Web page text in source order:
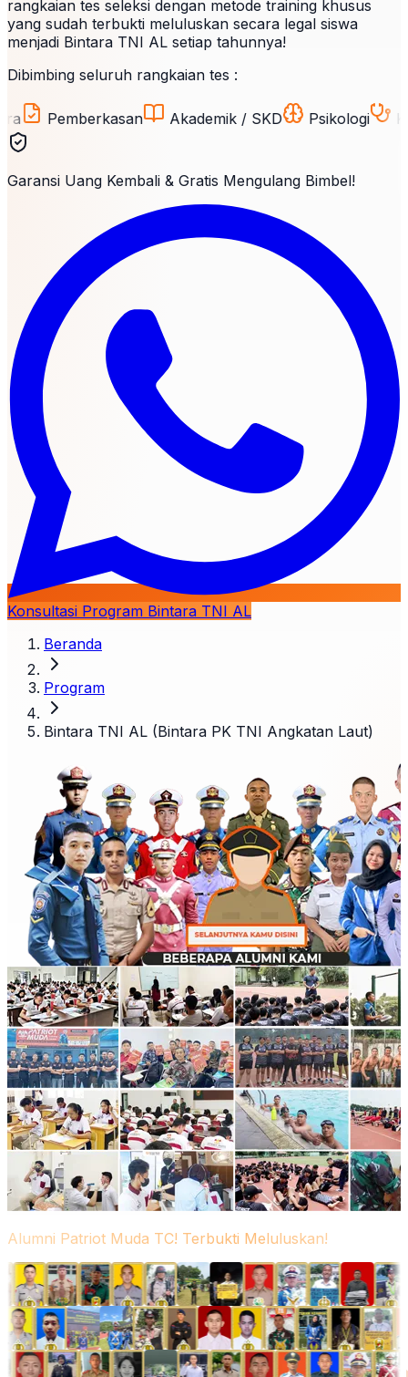
rangkaian tes seleksi dengan metode training khusus
yang sudah terbukti meluluskan secara legal siswa
menjadi Bintara TNI AL setiap tahunnya!
Dibimbing seluruh rangkaian tes :
Akademik / SKD Psikologi
Garansi Uang Kembali & Gratis Mengulang Bimbel!
Konsultasi Program Bintara TNI AL
Beranda
Program
Bintara TNI AL (Bintara PK TNI Angkatan Laut)
Alumni Patriot Muda TC! Terbukti Meluluskan!